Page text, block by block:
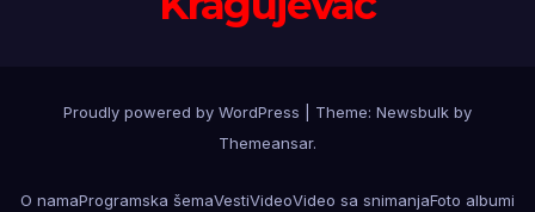
Proudly powered by WordPress Theme: Newsbulk by
Themeansar.
O namaProgramska šemaVestiVideoVideo sa snimanjaFoto albumi